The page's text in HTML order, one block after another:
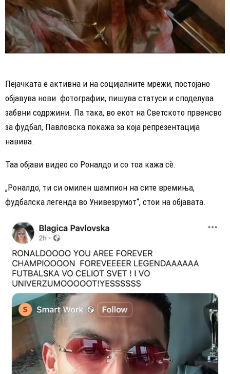
Пејачката е активна и на социјалните мрежи, постојано
објавува нови фотографии, пишува статуси и споделува
забвни содржини. Па така, во екот на Светското првенсво
за фудбал, Павловска покажа за која репрезентација
навива.
Таа објави видео со Роналдо и со тоа кажа сè.
„Роналдо, ти си омилен шампион на сите времиња,
фудбалска легенда во Унивезрумот“, стои на објавата.